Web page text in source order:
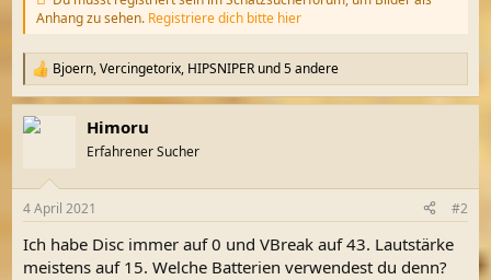
Anhang zu sehen. Registriere dich bitte hier
R
e
a
k
e
:
Bjoern,Vercingetorix, HIPSNIPER und 5 andere
Himoru
Erfahrener Sucher
4 April 2021 #2
Ich habe Disc immer auf 0 und VBreak auf 43. Lautstärke
meistens auf 15. Welche Batterien verwendest du denn?